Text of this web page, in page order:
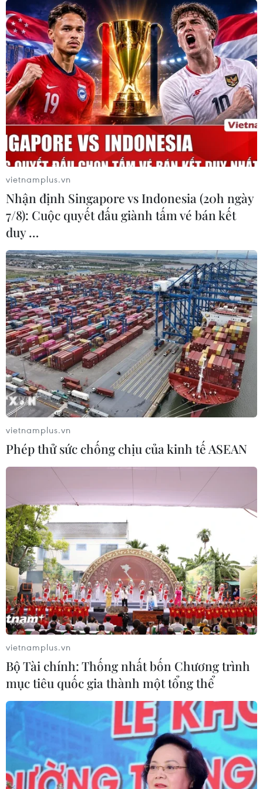
vietnamplus.vn
Nhận định Singapore vs Indonesia (20h ngày
7/8): Cuộc quyết đấu giành tấm vé bán kết
duy …
vietnamplus.vn
Phép thử sức chống chịu của kinh tế ASEAN
vietnamplus.vn
Bộ Tài chính: Thống nhất bốn Chương trình
mục tiêu quốc gia thành một tổng thể